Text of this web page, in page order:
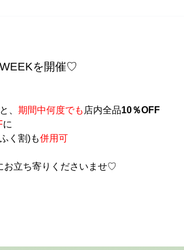
を開催♡
、 期間中何度でも 店内全品10％OFF
に
く割)も併用可
お立ち寄りくださいませ♡